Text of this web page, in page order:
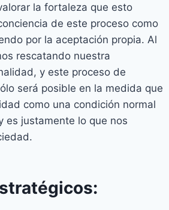
la fortaleza que esto
de este proceso como
por la aceptación propia. Al
rescatando nuestra
y este proceso de
será posible en la medida que
como una condición normal
es justamente lo que nos